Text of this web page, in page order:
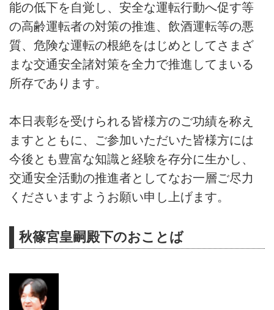
能の低下を自覚し、安全な運転行動へ促す等
の高齢運転者の対策の推進、飲酒運転等の悪
質、危険な運転の根絶をはじめとしてさまざ
まな交通安全諸対策を全力で推進してまいる
所存であります。
本日表彰を受けられる皆様方のご功績を称え
ますとともに、ご参加いただいた皆様方には
今後とも豊富な知識と経験を存分に生かし、
交通安全活動の推進者としてなお一層ご尽力
くださいますようお願い申し上げます。
秋篠宮皇嗣殿下のおことば